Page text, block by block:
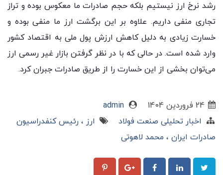
رشد نرخ ارز نیستیم بلکه حجم صادرات ما معکوس بوده و تراز
تجاری منفی داریم. علاوه بر این برگشت ارز ما منفی بوده و
خسارت زیادی به دلیل کاهش ارزش پول ملی به اقتصاد کشور
وارد شده است. در حالی که با در نظر گرفتن بازار غیر رسمی ارز
می‌توان بخشی از این خسارت را از طریق صادرات جبران کرد.
admin
اخبار تحلیلی صنعت فولاد
ارز
رئیس کنفدراسیون
صادرات ایران
محمد لاهوتی